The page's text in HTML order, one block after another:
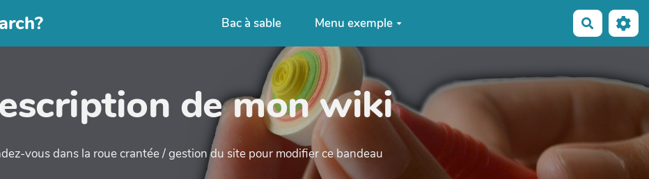
Bac à sable Menu exemple
de mon wiki
vous dans la roue crantée / gestion du site pour modifier ce bandeau